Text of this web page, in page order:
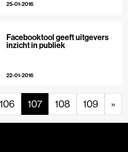
25-01-2016
Facebooktool geeft uitgevers
inzicht in publiek
22-01-2016
106 107 108 109 »